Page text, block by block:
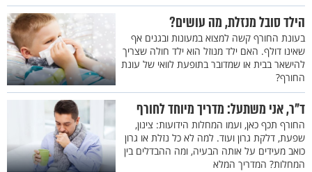
הילד סובל מנזלת, מה עושים?
בעונת החורף קשה למצוא במעונות ובגנים אף
שאינו דולף. האם ילד מנוזל הוא ילד חולה שצריך
להישאר בבית או שמדובר בתופעת לוואי של עונת
החורף?
ד"ר, אני משתעל: מדריך מיוחד לחורף
החורף תכף כאן, ועמו המחלות הידועות: צינון,
שפעת, דלקת גרון ועוד. למה לא כל נזלת או גרון
כואב מעידים על אותה הבעיה, ומה ההבדלים בין
המחלות? המדריך המלא